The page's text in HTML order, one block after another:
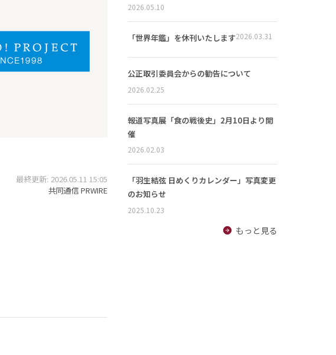
最終更新: 2026.05.11 15:05
共同通信 PRWIRE
2026.05.10
「世界年鑑」を休刊いたします2026.03.31
公正取引委員会からの勧告について
2026.02.25
報道写真展「食の戦後史」2月10日より開
催
2026.02.03
「羽生結弦 日めくりカレンダー」写真変更
のお知らせ
2025.10.23
もっと見る